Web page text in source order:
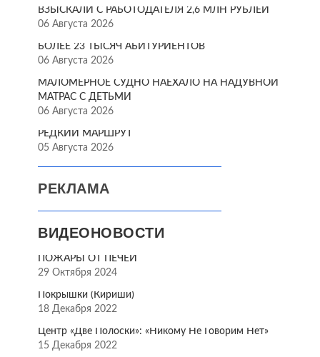
ВЗЫСКАЛИ С РАБОТОДАТЕЛЯ 2,6 МЛН РУБЛЕЙ
06 Августа 2026
БОЛЕЕ 23 ТЫСЯЧ АБИТУРИЕНТОВ
06 Августа 2026
МАЛОМЕРНОЕ СУДНО НАЕХАЛО НА НАДУВНОЙ
МАТРАС С ДЕТЬМИ
06 Августа 2026
РЕДКИЙ МАРШРУТ
05 Августа 2026
РЕКЛАМА
ВИДЕОНОВОСТИ
ПОЖАРЫ ОТ ПЕЧЕЙ
29 Октября 2024
Покрышки (Кириши)
18 Декабря 2022
Центр «Две Полоски»: «Никому Не Говорим Нет»
15 Декабря 2022